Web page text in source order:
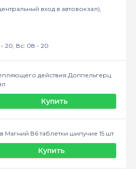
вход в автовокзал),
20, Вс: 08 - 20
действия Доппельгерц
Купить
Магний В6 таблетки шипучие 15 шт
Купить